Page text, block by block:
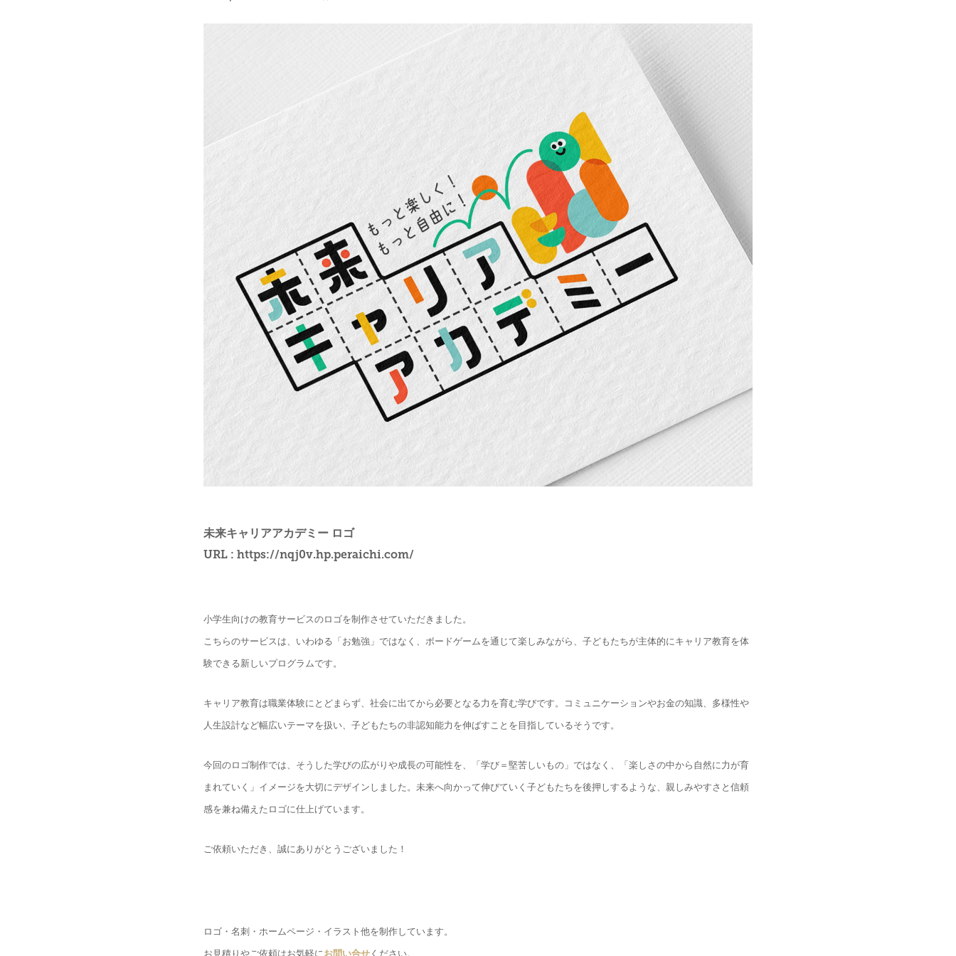
未来キャリアアカデミー ロゴ
URL :https://nqj0v.hp.peraichi.com/
小学生向けの教育サービスのロゴを制作させていただきました。
こちらのサービスは、いわゆる「お勉強」ではなく、ボードゲームを通じて楽しみながら、子どもたちが主体的にキャリア教育を体
験できる新しいプログラムです。
キャリア教育は職業体験にとどまらず、社会に出てから必要となる力を育む学びです。コミュニケーションやお金の知識、多様性や
人生設計など幅広いテーマを扱い、子どもたちの非認知能力を伸ばすことを目指しているそうです。
今回のロゴ制作では、そうした学びの広がりや成長の可能性を、「学び＝堅苦しいもの」ではなく、「楽しさの中から自然に力が育
まれていく」イメージを大切にデザインしました。未来へ向かって伸びていく子どもたちを後押しするような、親しみやすさと信頼
感を兼ね備えたロゴに仕上げています。
ご依頼いただき、誠にありがとうございました！
ロゴ・名刺・ホームページ・イラスト他を制作しています。
お見積りやご依頼はお気軽に お問い合せ ください。